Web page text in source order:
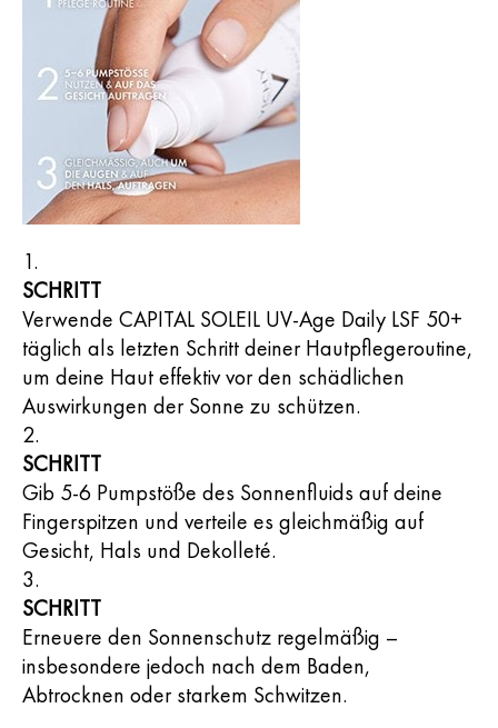
SCHRITT
Verwende CAPITAL SOLEIL UV-Age Daily LSF 50+
täglich als letzten Schritt deiner Hautpflegeroutine,
um deine Haut effektiv vor den schädlichen
Auswirkungen der Sonne zu schützen.
SCHRITT
Gib 5-6 Pumpstöße des Sonnenfluids auf deine
Fingerspitzen und verteile es gleichmäßig auf
Gesicht, Hals und Dekolleté.
SCHRITT
Erneuere den Sonnenschutz regelmäßig –
insbesondere jedoch nach dem Baden,
Abtrocknen oder starkem Schwitzen.